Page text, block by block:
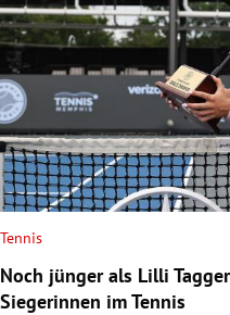
Tennis
Noch jünger als Lilli
Siegerinnen im Tennis